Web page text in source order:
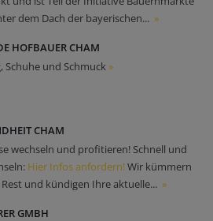
dem Dach der bayerischen... »
HOFBAUER CHAM
Schuhe und Schmuck »
CHAM
wechseln und profitieren! Schnell und
Hier Infos anfordern!Wir kümmern
und kündigen Ihre aktuelle... »
GMBH